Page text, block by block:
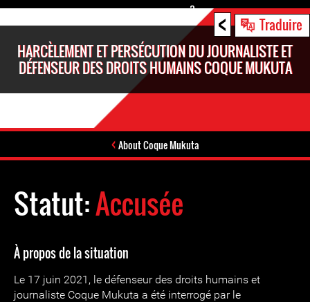
< Traduire
HARCÈLEMENT ET PERSÉCUTION DU JOURNALISTE ET
DÉFENSEUR DES DROITS HUMAINS COQUE MUKUTA
About Coque Mukuta
Statut:Accusée
À propos de la situation
Le 17 juin 2021, le défenseur des droits humains et
journaliste Coque Mukuta a été interrogé par le
?